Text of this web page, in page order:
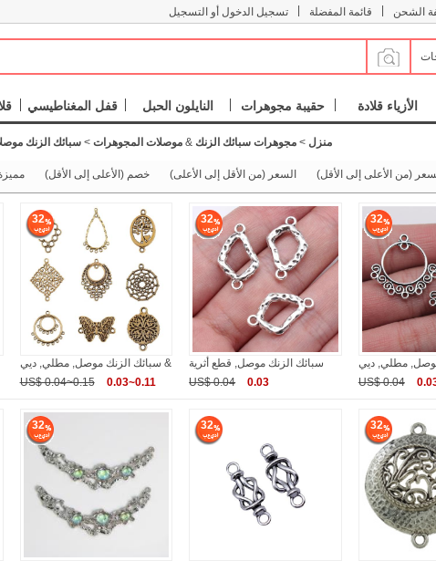
تسجيل الدخول أو التسجيل قائمة المفضلة الشحن
قفل المغناطيسي النايلون الحبل حقيبة مجوهرات الأزياء قلادة
منزل >مجوهرات سبائك الزنك &موصلات المجوهرات >سبائك الزنك
خصم (الأعلى إلى الأقل) السعر (من الأقل إلى الأعلى) (من الأعلى إلى الأقل)
32
سبائك الزنك موصل, مطلي, ديي &
US$ 0.04~0.15
0.03~0.11
32
سبائك الزنك موصل, قطع أثرية
US$ 0.04
0.03
32
US$ 0.04
32 32 32